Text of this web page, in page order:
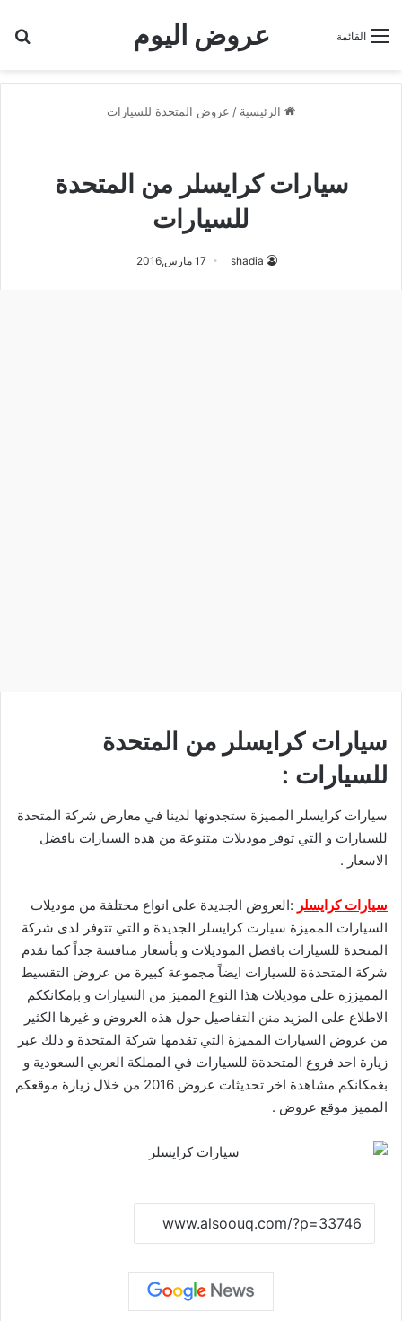
عروض اليوم القائمة
الرئيسية / عروض المتحدة للسيارات
سيارات كرايسلر من المتحدة
للسيارات
shadia 17 مارس,2016
سيارات كرايسلر من المتحدة
للسيارات :
سيارات كرايسلر المميزة ستجدونها لدينا في معارض شركة المتحدة
للسيارات و التي توفر موديلات متنوعة من هذه السيارات بافضل
الاسعار .
سيارات كرايسلر :العروض الجديدة على انواع مختلفة من موديلات
السيارات المميزة سيارت كرايسلر الجديدة و التي تتوفر لدى شركة
المتحدة للسيارات بافضل الموديلات و بأسعار منافسة جداً كما تقدم
شركة المتحدةة للسيارات ايضاً مجموعة كبيرة من عروض التقسيط
المميززة على موديلات هذا النوع المميز من السيارات و بإمكانككم
الاطلاع على المزيد منن التفاصيل حول هذه العروض و غيرها الكثير
من عروض السيارات المميزة التي تقدمها شركة المتحدة و ذلك عبر
زيارة احد فروع المتحدةة للسيارات في المملكة العربي السعودية و
بغمكانكم مشاهدة اخر تحديثات عروض 2016 من خلال زيارة موقعكم
المميز موقع عروض .